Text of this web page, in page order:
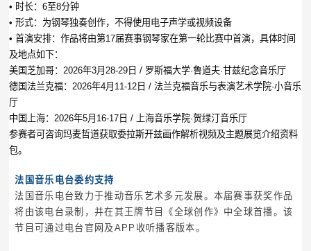
• 时长：6至8分钟
• 形式：为钢琴独奏创作，不得使用电子声学或视频设备
• 首演安排：作品将由第17届赛事钢琴家在第一轮比赛中首演，具体时间
及地点如下：
美国芝加哥：2026年3月28-29日 / 罗斯福大学·鲁道夫·甘兹纪念音乐厅
德国法兰克福：2026年4月11-12日 / 法兰克福音乐与表演艺术学院·小音乐
厅
中国上海：2026年5月16-17日 / 上海音乐学院·贺绿汀音乐厅
参赛者可咨询玛麦哲道获取委拉斯开兹画作解析视频及主题展览介绍资料
包。
法国音乐电台委约支持
法国音乐电台致力于推动音乐艺术多元发展。本届赛事获奖作品
将由该电台录制，并在其王牌节目《全球创作》中全球首播。该
节目可通过电台官网及APP收听播客版本。